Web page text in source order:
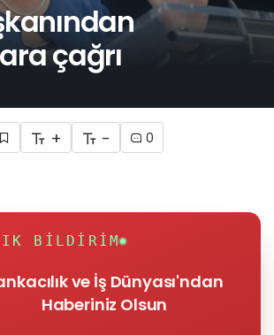
çağrı
+ - 0
BILDIRIM
ve İş Dünyası'ndan
Haberiniz Olsun